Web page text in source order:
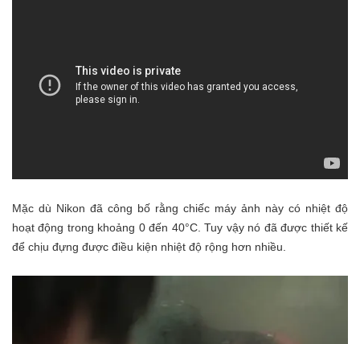
Mặc dù Nikon đã công bố rằng chiếc máy ảnh này có nhiệt độ
hoạt động trong khoảng 0 đến 40°C. Tuy vậy nó đã được thiết kế
để chịu đựng được điều kiện nhiệt độ rộng hơn nhiều.